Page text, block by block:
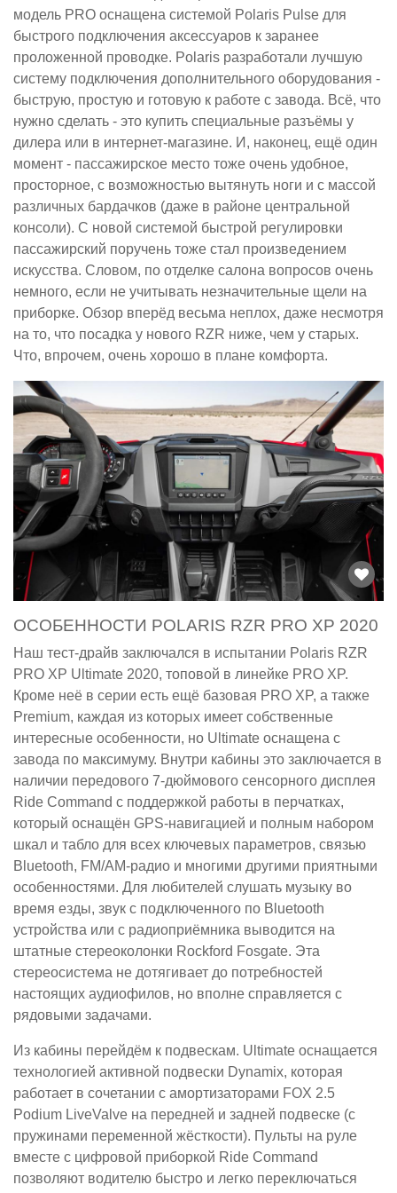
модель PRO оснащена системой Polaris Pulse для
быстрого подключения аксессуаров к заранее
проложенной проводке. Polaris разработали лучшую
систему подключения дополнительного оборудования -
быструю, простую и готовую к работе с завода. Всё, что
нужно сделать - это купить специальные разъёмы у
дилера или в интернет-магазине. И, наконец, ещё один
момент - пассажирское место тоже очень удобное,
просторное, с возможностью вытянуть ноги и с массой
различных бардачков (даже в районе центральной
консоли). С новой системой быстрой регулировки
пассажирский поручень тоже стал произведением
искусства. Словом, по отделке салона вопросов очень
немного, если не учитывать незначительные щели на
приборке. Обзор вперёд весьма неплох, даже несмотря
на то, что посадка у нового RZR ниже, чем у старых.
Что, впрочем, очень хорошо в плане комфорта.
ОСОБЕННОСТИ POLARIS RZR PRO XP 2020
Наш тест-драйв заключался в испытании Polaris RZR
PRO XP Ultimate 2020, топовой в линейке PRO XP.
Кроме неё в серии есть ещё базовая PRO XP, а также
Premium, каждая из которых имеет собственные
интересные особенности, но Ultimate оснащена с
завода по максимуму. Внутри кабины это заключается в
наличии передового 7-дюймового сенсорного дисплея
Ride Command с поддержкой работы в перчатках,
который оснащён GPS-навигацией и полным набором
шкал и табло для всех ключевых параметров, связью
Bluetooth, FM/AM-радио и многими другими приятными
особенностями. Для любителей слушать музыку во
время езды, звук с подключенного по Bluetooth
устройства или с радиоприёмника выводится на
штатные стереоколонки Rockford Fosgate. Эта
стереосистема не дотягивает до потребностей
настоящих аудиофилов, но вполне справляется с
рядовыми задачами.
Из кабины перейдём к подвескам. Ultimate оснащается
технологией активной подвески Dynamix, которая
работает в сочетании с амортизаторами FOX 2.5
Podium LiveValve на передней и задней подвеске (с
пружинами переменной жёсткости). Пульты на руле
вместе с цифровой приборкой Ride Command
позволяют водителю быстро и легко переключаться